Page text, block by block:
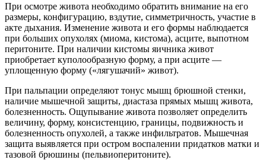
При осмотре живота необходимо обратить внимание на его
размеры, конфигурацию, вздутие, симметричность, участие в
акте дыхания. Изменение живота и его формы наблюдается
при больших опухолях (миома, кистома), асците, выпотном
перитоните. При наличии кистомы яичника живот
приобретает куполообразную форму, а при асците —
уплощенную форму («лягушачий» живот).
При пальпации определяют тонус мышц брюшной стенки,
наличие мышечной защиты, диастаза прямых мышц живота,
болезненность. Ощупывание живота позволяет определить
величину, форму, консистенцию, границы, подвижность и
болезненность опухолей, а также инфильтратов. Мышечная
защита выявляется при остром воспалении придатков матки и
тазовой брюшины (пельвиоперитоните).